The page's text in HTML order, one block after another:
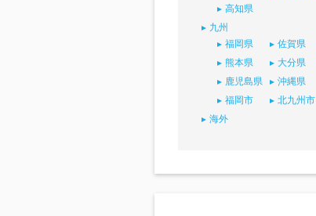
高知県
九州
福岡県
佐賀県
熊本県
大分県
鹿児島県
沖縄県
福岡市
北九州市
海外